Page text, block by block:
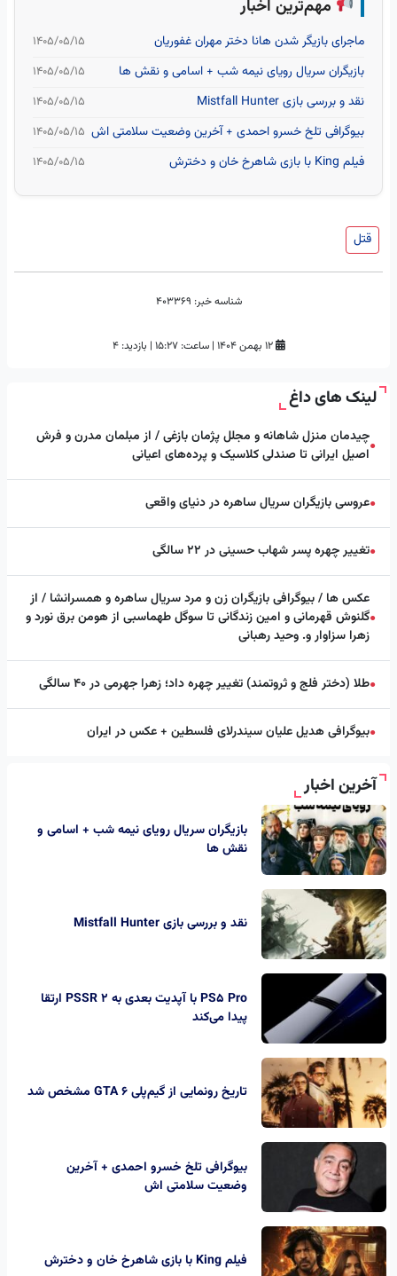
مهم‌ترین اخبار
ماجرای بازیگر شدن هانا دختر مهران غفوریان ۱۴۰۵/۰۵/۱۵
بازیگران سریال رویای نیمه شب + اسامی و نقش ها ۱۴۰۵/۰۵/۱۵
نقد و بررسی بازی Mistfall Hunter ۱۴۰۵/۰۵/۱۵
بیوگرافی تلخ خسرو احمدی + آخرین وضعیت سلامتی اش ۱۴۰۵/۰۵/۱۵
فیلم King با بازی شاهرخ خان و دخترش ۱۴۰۵/۰۵/۱۵
قتل
شناسه خبر:
۱۲ بهمن ۱۴۰۴ | ساعت: ۱۵:۲۷ | بازدید: 4
لینک های داغ
●چیدمان منزل شاهانه و مجلل پژمان بازغی / از مبلمان مدرن و فرش
اصیل ایرانی تا صندلی کلاسیک و پرده‌های اعیانی
●عروسی بازیگران سریال ساهره در دنیای واقعی
●تغییر چهره پسر شهاب حسینی در ۲۲ سالگی
●
عکس ها / بیوگرافی بازیگران زن و مرد سریال ساهره و همسرانشا / از
گلنوش قهرمانی و امین زندگانی تا سوگل طهماسبی از هومن برق نورد و
زهرا سزاوار و. وحید رهبانی
●طلا (دختر فلج و ثروتمند) تغییر چهره داد؛ زهرا جهرمی در ۴۰ سالگی
●بیوگرافی هدیل علیان سیندرلای فلسطین + عکس در ایران
آخرین اخبار
بازیگران سریال رویای نیمه شب + اسامی و
نقش ها
نقد و بررسی بازی Mistfall Hunter
PS5 Pro با آپدیت بعدی به PSSR 2 ارتقا
پیدا می‌کند
تاریخ رونمایی از گیم‌پلی GTA 6 مشخص شد
بیوگرافی تلخ خسرو احمدی + آخرین
وضعیت سلامتی اش
فیلم King با بازی شاهرخ خان و دخترش